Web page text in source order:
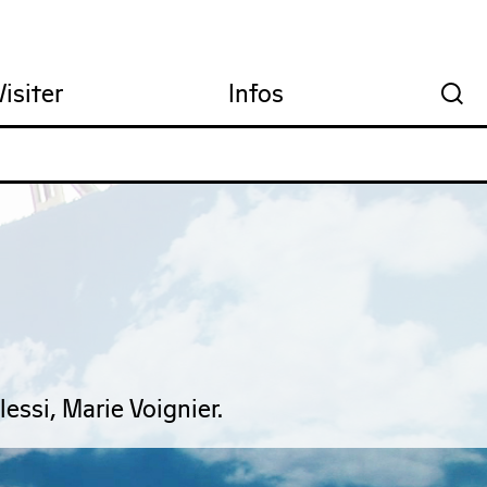
Infos 🔍
Marie Voignier.